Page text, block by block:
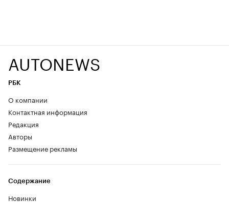
AUTONEWS
РБК
О компании
Контактная информация
Редакция
Авторы
Размещение рекламы
Содержание
Новинки